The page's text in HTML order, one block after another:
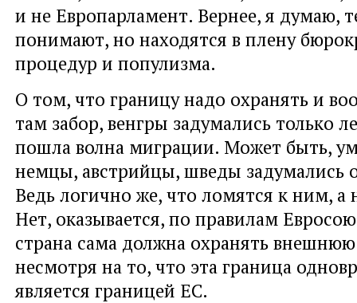
и не Европарламент. Вернее, я думаю,
понимают, но находятся в плену
процедур и популизма.
О том, что границу надо охранять и
там забор, венгры задумались только
пошла волна миграции. Может быть,
немцы, австрийцы, шведы задумались
Ведь логично же, что ломятся к ним, а
Нет, оказывается, по правилам
страна сама должна охранять
несмотря на то, что эта граница
является границей ЕС.